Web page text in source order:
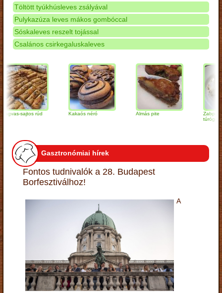
Töltött tyúkhúsleves zsályával
Pulykazúza leves mákos gombóccal
Sóskaleves reszelt tojással
Csalános csirkegaluskaleves
sajtos rúd Kakaós néró Almás pite
Zabpelyhes
túrógombóc
Gasztronómiai hírek
Fontos tudnivalók a 28. Budapest
Borfesztiválhoz!
A